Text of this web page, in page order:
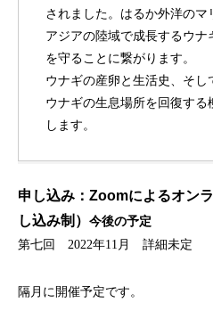
されました。はるか外洋のマ
アジアの陸域で成長するウ
を守ることに繋がります。
ウナギの産卵と生活史、そし
ウナギの生息場所を回復す
します。
申し込み：Zoomによるオン
し込み制） 今後の予定
第七回 2022年11月 詳細未定
隔月に開催予定です。